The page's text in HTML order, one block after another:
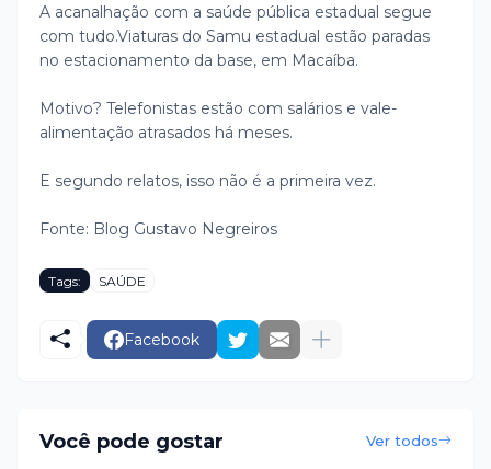
A acanalhação com a saúde pública estadual segue
com tudo.Viaturas do Samu estadual estão paradas
no estacionamento da base, em Macaíba.
Motivo? Telefonistas estão com salários e vale-
alimentação atrasados há meses.
E segundo relatos, isso não é a primeira vez.
Fonte: Blog Gustavo Negreiros
Tags: SAÚDE
Facebook
Você pode gostar Ver todos